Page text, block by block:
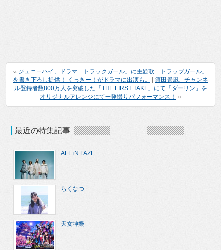
« ジェニーハイ、ドラマ「トラックガール」に主題歌「トラップガール」
を書き下ろし提供！ くっきー！がドラマに出演も。
須田景凪、チャンネ
ル登録者数800万人を突破した「THE FIRST TAKE」にて「ダーリン」を
オリジナルアレンジにて一発撮りパフォーマンス！ »
最近の特集記事
ALL iN FAZE
らくなつ
天女神樂